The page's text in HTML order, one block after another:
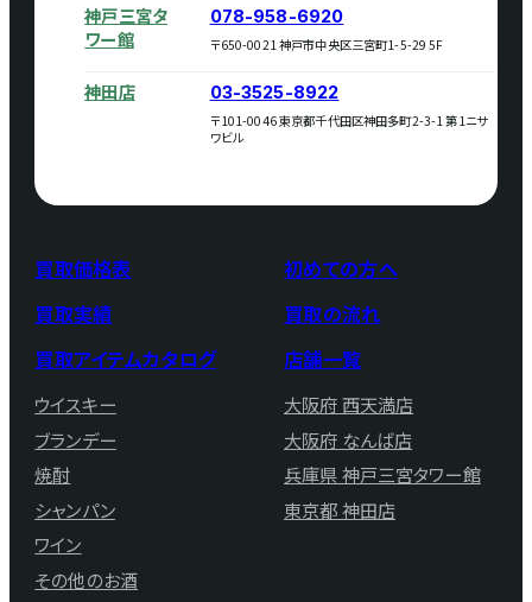
買取価格表
買取実績
買取アイテムカタログ
ウイスキー
ブランデー
焼酎
シャンパン
ワイン
その他のお酒
初めての方へ
買取の流れ
店舗一覧
大阪府 西天満店
大阪府 なんば店
兵庫県 神戸三宮タワー館
東京都 神田店
神戸三宮タ
ワー館
078-958-6920
〒650-0021 神戸市中央区三宮町1-5-29 5F
神田店 03-3525-8922
〒101-0046 東京都千代田区神田多町2-3-1 第1ニサ
ワビル